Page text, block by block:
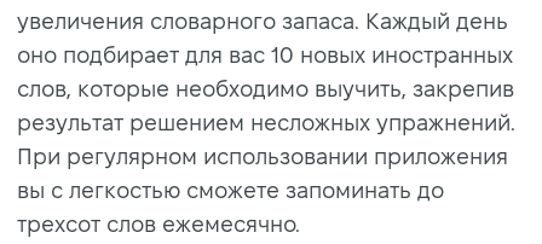
увеличения словарного запаса. Каждый день
оно подбирает для вас 10 новых иностранных
слов, которые необходимо выучить, закрепив
результат решением несложных упражнений.
При регулярном использовании приложения
вы с легкостью сможете запоминать до
трехсот слов ежемесячно.